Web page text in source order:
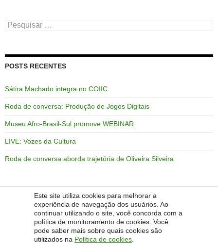
Este site utiliza cookies para melhorar a
experiência de navegação dos usuários. Ao
continuar utilizando o site, você concorda com a
política de monitoramento de cookies. Você
pode saber mais sobre quais cookies são
utilizados na Política de cookies
Pesquisar
por:
POSTS RECENTES
Sátira Machado integra no COIIC
Roda de conversa: Produção de Jogos Digitais
Museu Afro-Brasil-Sul promove WEBINAR
LIVE: Vozes da Cultura
Roda de conversa aborda trajetória de Oliveira Silveira
COMENTÁRIOS
Um comentarista do WordPressemPROGRAD/DEaD em
Webnários sobre EaD em tempos de Covid-19